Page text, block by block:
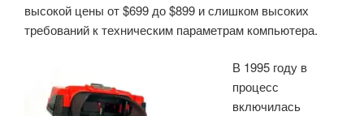
высокой цены от $699 до $899 и слишком высоких
требований к техническим параметрам компьютера.
В 1995 году в
процесс
включилась